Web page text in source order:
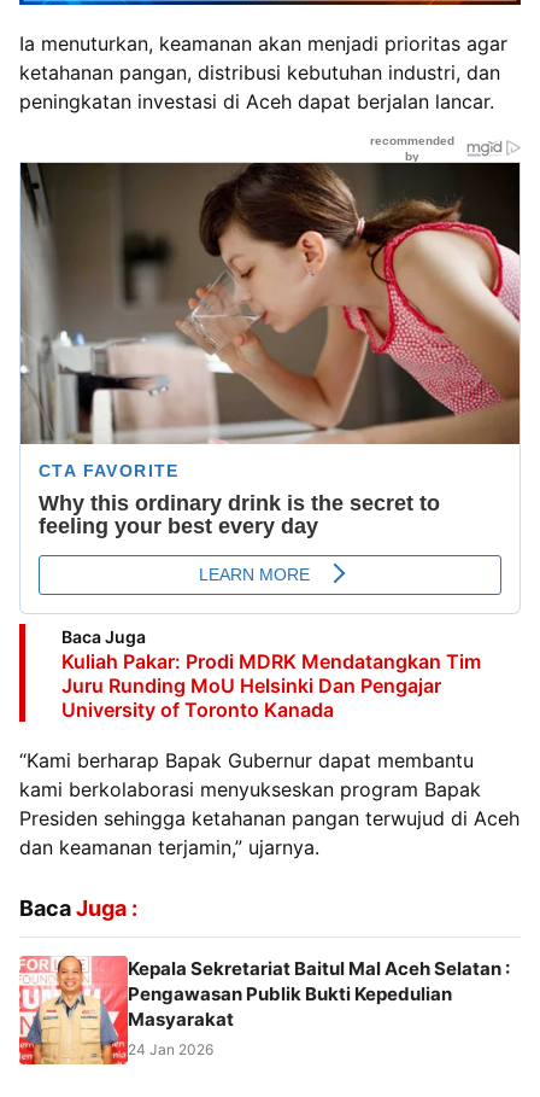
Ia menuturkan, keamanan akan menjadi prioritas agar
ketahanan pangan, distribusi kebutuhan industri, dan
peningkatan investasi di Aceh dapat berjalan lancar.
Baca Juga
Kuliah Pakar: Prodi MDRK Mendatangkan Tim
Juru Runding MoU Helsinki Dan Pengajar
University of Toronto Kanada
“Kami berharap Bapak Gubernur dapat membantu
kami berkolaborasi menyukseskan program Bapak
Presiden sehingga ketahanan pangan terwujud di Aceh
dan keamanan terjamin,” ujarnya.
BacaJuga :
Kepala Sekretariat Baitul Mal Aceh Selatan :
Pengawasan Publik Bukti Kepedulian
Masyarakat
24 Jan 2026